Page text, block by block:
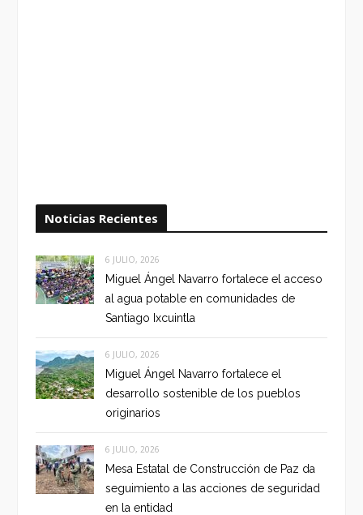
Noticias Recientes
6 JULIO, 2026
Miguel Ángel Navarro fortalece el acceso
al agua potable en comunidades de
Santiago Ixcuintla
6 JULIO, 2026
Miguel Ángel Navarro fortalece el
desarrollo sostenible de los pueblos
originarios
6 JULIO, 2026
Mesa Estatal de Construcción de Paz da
seguimiento a las acciones de seguridad
en la entidad